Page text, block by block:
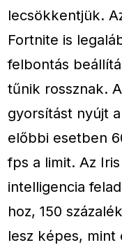
lecsökkentjük.
Fortnite is
felbontás
tűnik rossznak.
gyorsítást nyújt
előbbi esetben
fps a limit. Az
intelligencia
hoz, 150
lesz képes, mint